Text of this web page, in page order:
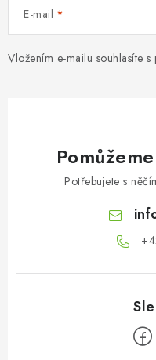
E-mail
Vložením e-mailu souhlasíte s
Potřebujete s